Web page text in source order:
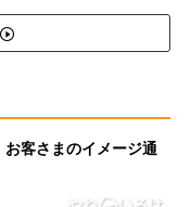
客さまのイメージ通